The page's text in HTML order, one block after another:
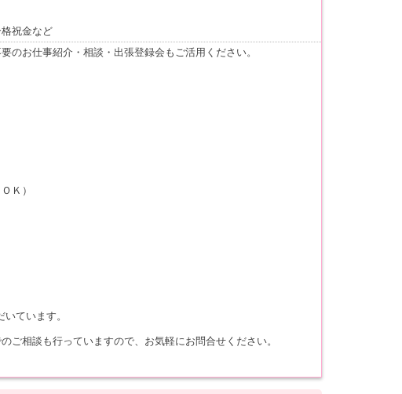
祝金など
のお仕事紹介・相談・出張登録会もご活用ください。
Ｋ）
ています。
ご相談も行っていますので、お気軽にお問合せください。